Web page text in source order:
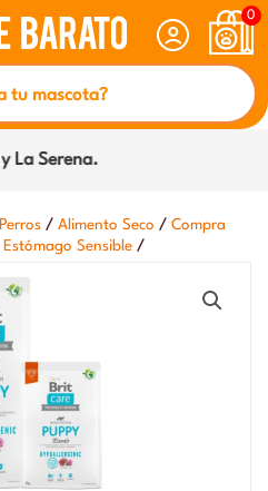
0
Serena.
/ Alimento Seco / Compra
Estómago Sensible /